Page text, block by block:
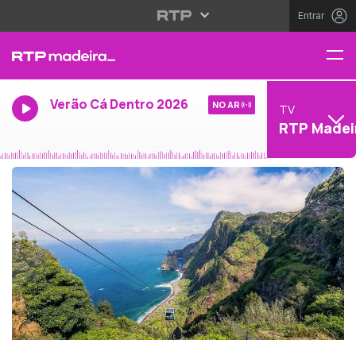
Entrar
Verão Cá Dentro 2026 NO AR TV
RTP